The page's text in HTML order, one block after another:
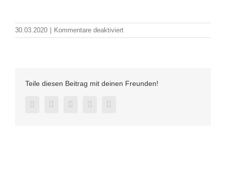
30.03.2020 | Kommentare deaktiviertfür
Homepage
Teile diesen Beitrag mit deinen Freunden!
FacebookTwitter LinkedInPinterest